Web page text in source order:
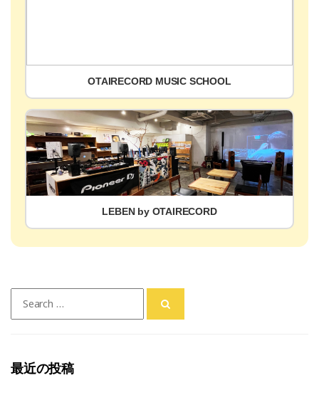
OTAIRECORD MUSIC SCHOOL
LEBEN by OTAIRECORD
for:
最近の投稿